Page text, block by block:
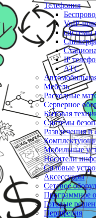
Телефония
VoIP-
системы
IP
АТС
Мебель
Расходные
Серверное
Бытовая
Системы
Развлечения и
Мобильные
Носители
Силовые
Аксессуары
Сетевое
Программное
Готовые
Периферия